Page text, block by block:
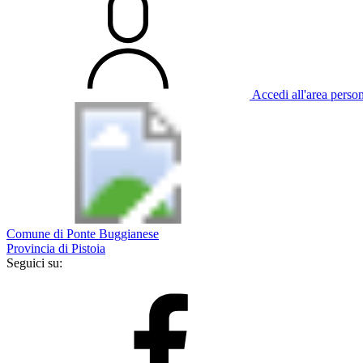
Accedi all'area
Comune di Ponte Buggianese
Provincia di Pistoia
Seguici su: